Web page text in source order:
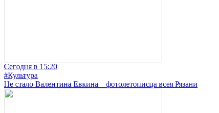
Сегодня в 15:20
#Культура
Не стало Валентина Евкина – фотолетописца всея Рязани